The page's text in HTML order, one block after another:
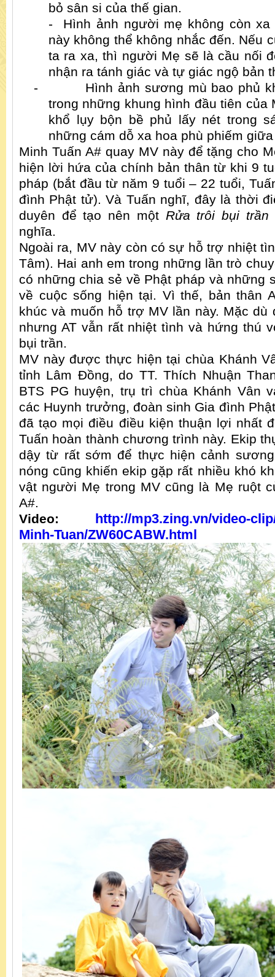
bỏ sân si của thế gian.
-
Hình ảnh người mẹ không còn
này không thể không nhắc đến. Nếu
ta ra xa, thì người Mẹ sẽ là cầu nối
nhận ra tánh giác và tự giác ngộ bản
- Hình ảnh sương mù bao phủ
trong những khung hình đầu tiên của
khổ lụy bộn bề phủ lấy nét trong
những cám dỗ xa hoa phù phiếm
Minh Tuấn A# quay MV này để tặng cho
hiện lời hứa của chính bản thân từ khi 9
pháp (bắt đầu từ năm 9 tuổi – 22 tuổi,
đình Phật tử). Và Tuấn nghĩ, đây là thời
duyên để tạo nên một Rửa trôi bụi trần
nghĩa.
Ngoài ra, MV này còn có sự hỗ trợ nhiệt
Tâm). Hai anh em trong những lần trò
có những chia sẻ về Phật pháp và những
về cuộc sống hiện tại. Vì thế, bản thân
khúc và muốn hỗ trợ MV lần này. Mặc dù
nhưng AT vẫn rất nhiệt tình và hứng thú
bụi trần.
MV này được thực hiện tại chùa Khánh
tỉnh Lâm Đồng, do TT. Thích Nhuận
BTS PG huyện, trụ trì chùa Khánh Vân
các Huynh trưởng, đoàn sinh Gia đình
đã tạo mọi điều điều kiện thuận lợi nhất
Tuấn hoàn thành chương trình này. Ekip
dậy từ rất sớm để thực hiện cảnh
nóng cũng khiến ekip gặp rất nhiều khó
vật người Mẹ trong MV cũng là Mẹ ruột
A#.
Video:
http://mp3.zing.vn/video-
Minh-Tuan/ZW60CABW.html